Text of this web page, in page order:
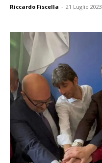
Riccardo Fiscella - 21 Luglio 2023